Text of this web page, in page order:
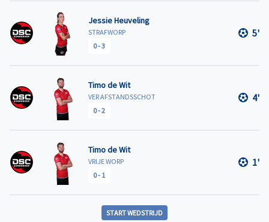
Jessie Heuveling
STRAFWORP
0-3
5'
Timo de Wit
VER AFSTANDSSCHOT
0-2
4'
Timo de Wit
VRIJE WORP
0- 1
1'
START WEDSTRIJD